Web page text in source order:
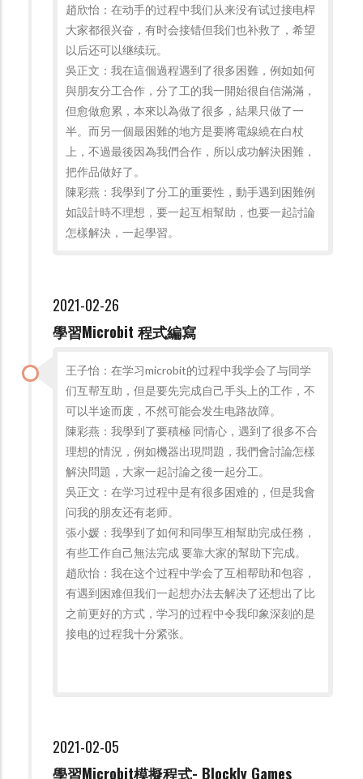
趙欣怡：在动手的过程中我们从来没有试过接电桿
大家都很兴奋，有时会接错但我们也补救了，希望
以后还可以继续玩。
吳正文：我在這個過程遇到了很多困難，例如如何
與朋友分工合作，分了工的我一開始很自信滿滿，
但愈做愈累，本來以為做了很多，結果只做了一
半。而另一個最困難的地方是要將電線繞在白杖
上，不過最後因為我們合作，所以成功解決困難，
把作品做好了。
陳彩燕：我學到了分工的重要性，動手遇到困難例
如設計時不理想，要一起互相幫助，也要一起討論
怎樣解決，一起學習。
2021-02-26
學習Microbit 程式編寫
王子怡：在学习microbit的过程中我学会了与同学
们互帮互助，但是要先完成自己手头上的工作，不
可以半途而废，不然可能会发生电路故障。
陳彩燕：我學到了要積極 同情心，遇到了很多不合
理想的情況，例如機器出現問題，我們會討論怎樣
解決問題，大家一起討論之後一起分工。
吳正文：在学习过程中是有很多困难的，但是我會
问我的朋友还有老师。
張小媛：我學到了如何和同學互相幫助完成任務，
有些工作自己無法完成 要靠大家的幫助下完成。
趙欣怡：我在这个过程中学会了互相帮助和包容，
有遇到困难但我们一起想办法去解决了还想出了比
之前更好的方式，学习的过程中令我印象深刻的是
接电的过程我十分紧张。
2021-02-05
學習Microbit模擬程式- Blockly Games